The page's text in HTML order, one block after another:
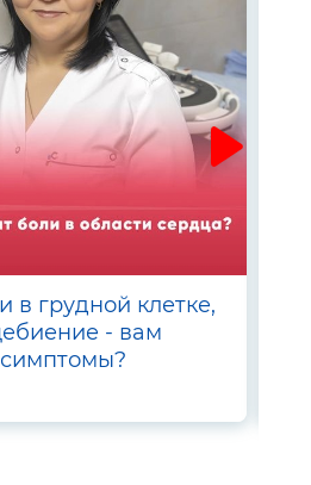
в грудной клетке,
- вам